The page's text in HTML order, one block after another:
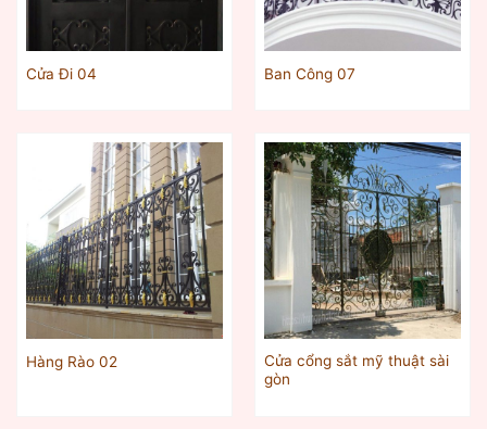
Cửa Đi 04 Ban Công 07
Hàng Rào 02
Cửa cổng sắt mỹ thuật sài
gòn